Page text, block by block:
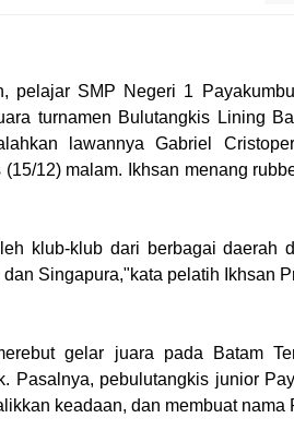
pelajar SMP Negeri 1
turnamen Bulutangkis Lining
lawannya Gabriel
12) malam. Ikhsan menang
klub-klub dari berbagai daerah
Singapura,"kata pelatih Ikhsan
gelar juara pada Batam
Pasalnya, pebulutangkis junior
keadaan, dan membuat nama